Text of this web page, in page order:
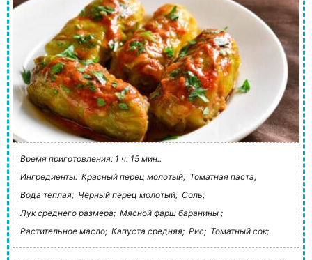
Время приготовления: 1 ч. 15 мин..
Ингредиенты: Красный перец молотый; Томатная паста;
Вода теплая; Чёрный перец молотый; Соль;
Лук среднего размера; Мясной фарш баранины ;
Растительное масло; Капуста средняя; Рис; Томатный сок;